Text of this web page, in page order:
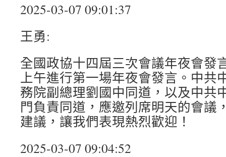
2025-03-07 09:01:37
王勇:
全國政協十四屆三次會議年夜會發
上午進行第一場年夜會發言。中共
務院副總理劉國中同道，以及中共
門負責同道，應邀列席明天的會議
建議，讓我們表現熱烈歡迎！
2025-03-07 09:04:52